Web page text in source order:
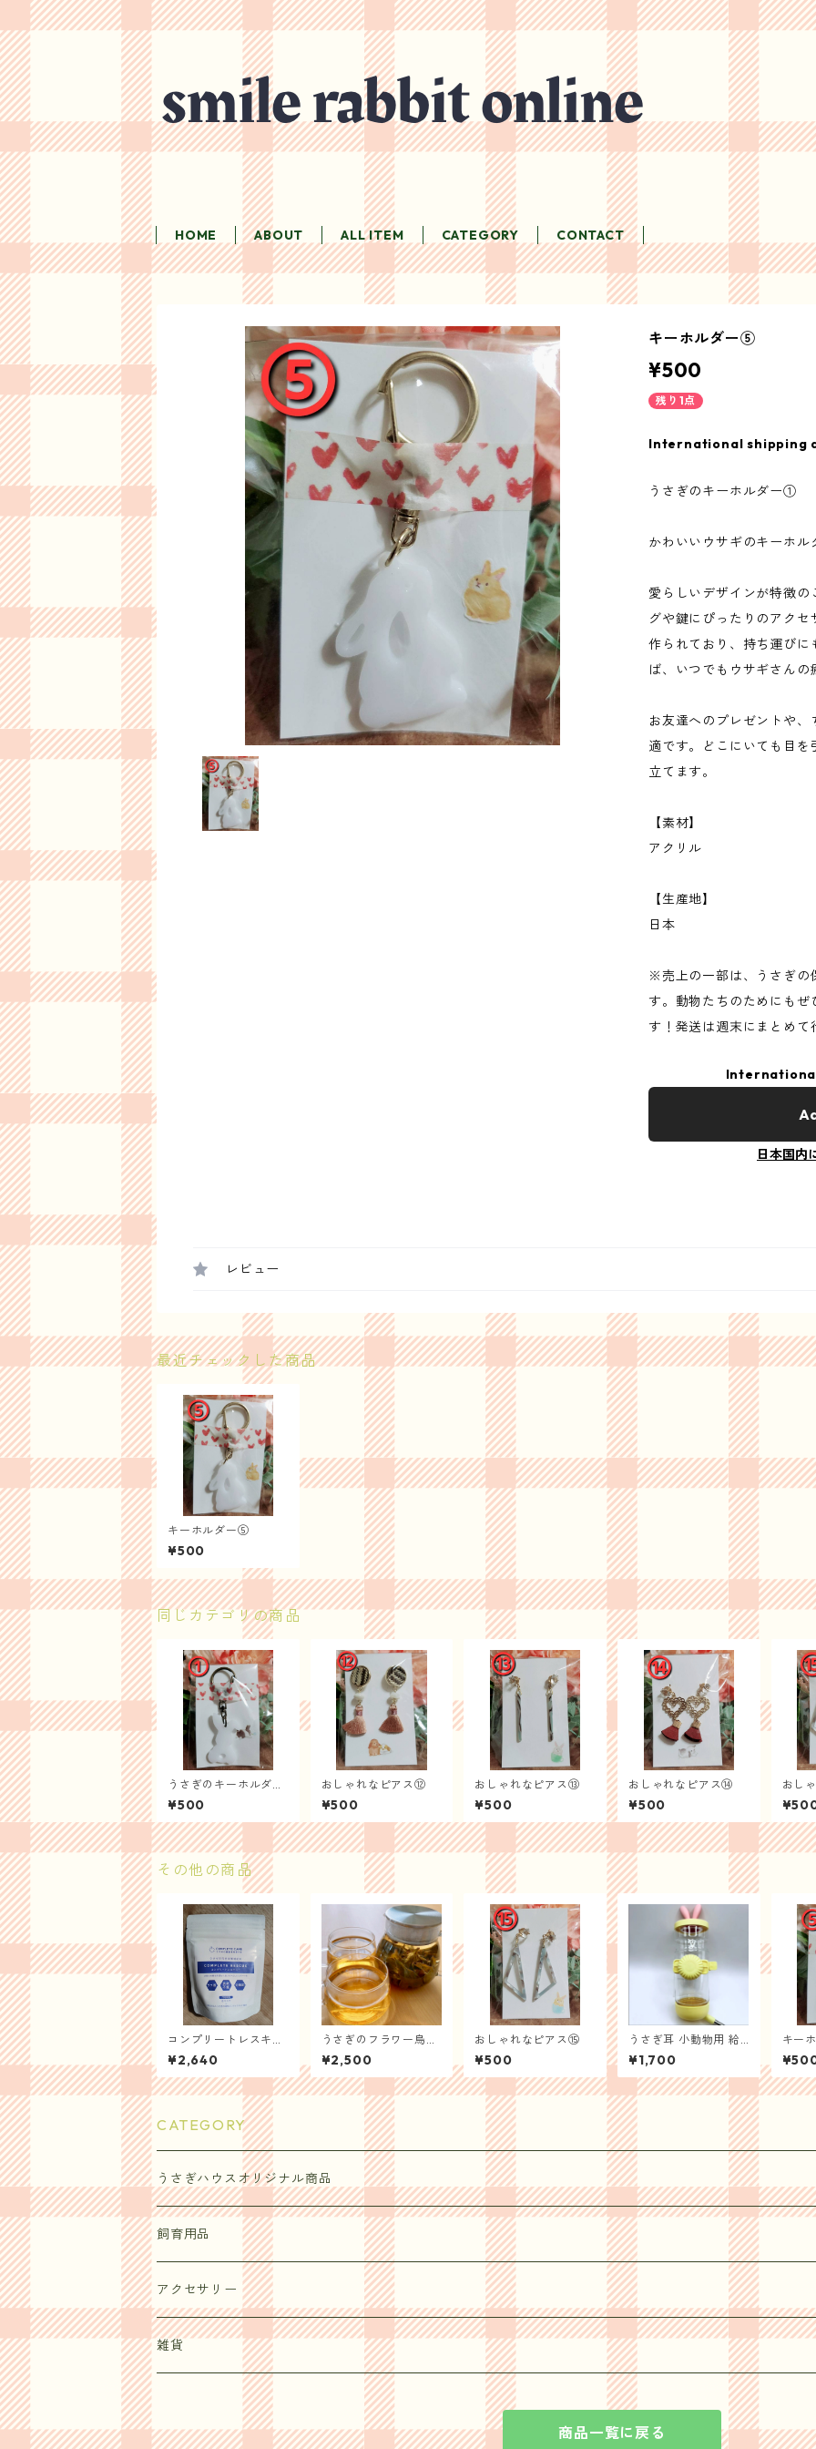
HOME ABOUT ALL ITEM CATEGORY CONTACT
キーホルダー⑤
¥500
残り1点
International shipping
うさぎのキーホルダー①
かわいいウサギのキーホ
愛らしいデザインが特徴
グや鍵にぴったりのアク
作られており、持ち運び
ば、いつでもウサギさん
お友達へのプレゼントや
適です。どこにいても目
立てます。
【素材】
アクリル
【生産地】
日本
※売上の一部は、うさぎの
す。動物たちのためにも
す！発送は週末にまとめて
日本国内
レビュー
最近チェックした商品
キーホルダー⑤
¥500
同じカテゴリの商品
うさぎのキーホルダー
①
¥500
おしゃれなピアス⑫
¥500
おしゃれなピアス⑬
¥500
おしゃれなピアス⑭
¥500
おし
その他の商品
コンプリートレスキュ
ー
¥2,640
うさぎのフラワー烏龍
茶（茶葉50g 大袋） -
Blended by AOBA TE
A DEALER AND RETA
ILER
¥2,500
おしゃれなピアス⑮
¥500
うさぎ耳 小動物用 給
水器
¥1,700
キー
CATEGORY
うさぎハウスオリジナル商品
飼育用品
アクセサリー
雑貨
商品一覧に戻る